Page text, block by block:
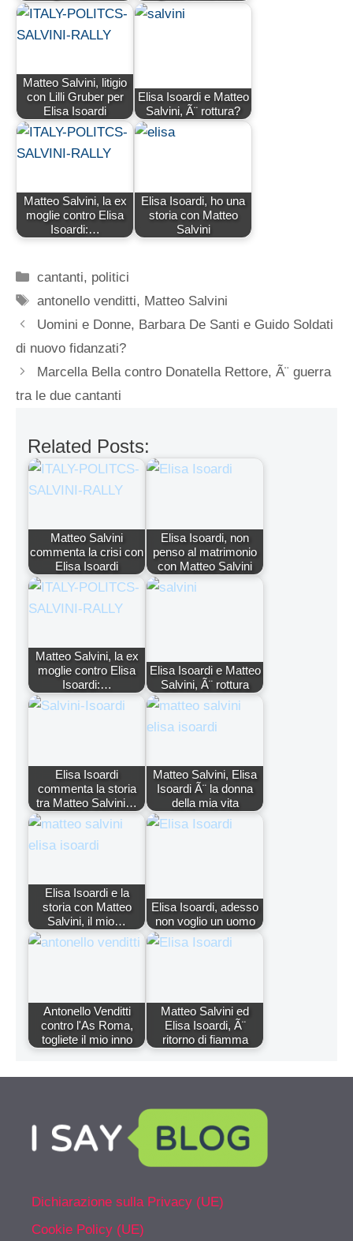
Matteo Salvini, litigio
con Lilli Gruber per
Elisa Isoardi
Elisa Isoardi e Matteo
Salvini, Ã¨ rottura?
Matteo Salvini, la ex
moglie contro Elisa
Isoardi:…
Elisa Isoardi, ho una
storia con Matteo
Salvini
Categorie
cantanti, politici
Tag
antonello venditti, Matteo Salvini
Uomini e Donne, Barbara De Santi e Guido Soldati
di nuovo fidanzati?
Marcella Bella contro Donatella Rettore, Ã¨ guerra
tra le due cantanti
Related Posts:
Matteo Salvini
commenta la crisi con
Elisa Isoardi
Elisa Isoardi, non
penso al matrimonio
con Matteo Salvini
Matteo Salvini, la ex
moglie contro Elisa
Isoardi:…
Elisa Isoardi e Matteo
Salvini, Ã¨ rottura
Elisa Isoardi
commenta la storia
tra Matteo Salvini…
Matteo Salvini, Elisa
Isoardi Ã¨ la donna
della mia vita
Elisa Isoardi e la
storia con Matteo
Salvini, il mio…
Elisa Isoardi, adesso
non voglio un uomo
Antonello Venditti
contro l'As Roma,
togliete il mio inno
Matteo Salvini ed
Elisa Isoardi, Ã¨
ritorno di fiamma
Dichiarazione sulla Privacy (UE)
Cookie Policy (UE)